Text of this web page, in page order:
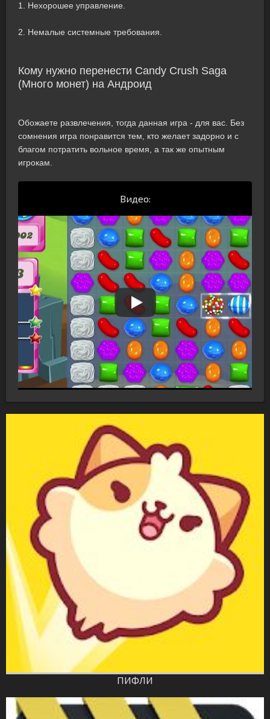
1. Нехорошее управление.
2. Немалые системные требования.
Кому нужно перенести Candy Crush Saga
(Много монет) на Андроид
Обожаете развлечения, тогда данная игра - для вас. Без
сомнения игра понравится тем, кто желает задорно и с
благом потратить вольное время, а так же опытным
игрокам.
Видео:
ПИФЛИ